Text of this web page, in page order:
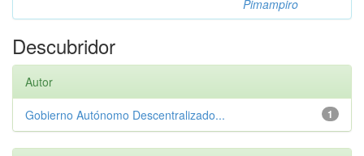
Pimampiro
Descubridor
Autor
1
Gobierno Autónomo Descentralizado...